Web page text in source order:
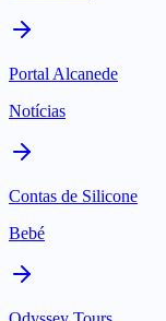
Portal Alcanede
Notícias
Contas de Silicone
Bebé